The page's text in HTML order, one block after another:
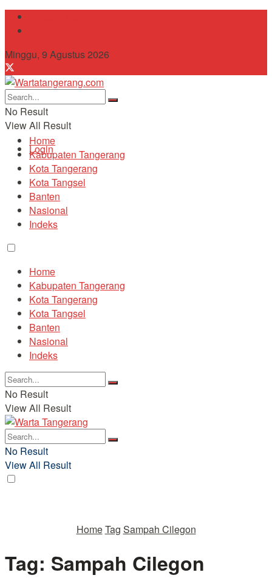
Minggu, 9 Agustus 2026
No Result
View All Result
Login
Home
Kabupaten Tangerang
Kota Tangerang
Kota Tangsel
Banten
Nasional
Indeks
Home
Kabupaten Tangerang
Kota Tangerang
Kota Tangsel
Banten
Nasional
Indeks
No Result
View All Result
No Result
View All Result
HomeTag Sampah Cilegon
Tag: Sampah Cilegon